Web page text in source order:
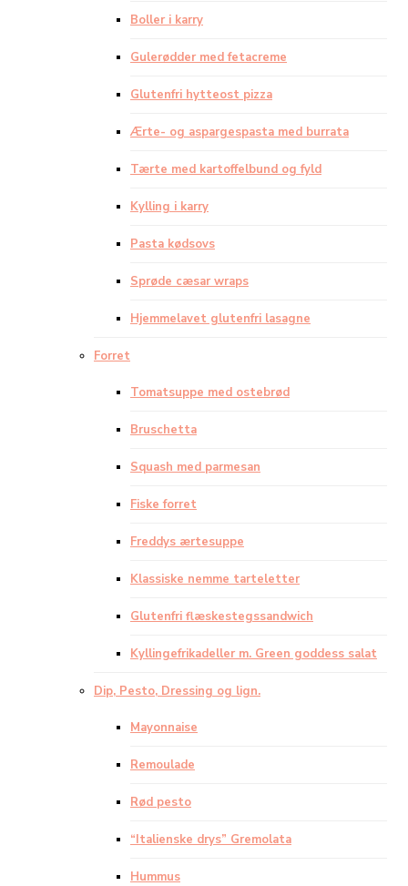
Boller i karry
Gulerødder med fetacreme
Glutenfri hytteost pizza
Ærte- og aspargespasta med burrata
Tærte med kartoffelbund og fyld
Kylling i karry
Pasta kødsovs
Sprøde cæsar wraps
Hjemmelavet glutenfri lasagne
Forret
Tomatsuppe med ostebrød
Bruschetta
Squash med parmesan
Fiske forret
Freddys ærtesuppe
Klassiske nemme tarteletter
Glutenfri flæskestegssandwich
Kyllingefrikadeller m. Green goddess salat
Dip, Pesto, Dressing og lign.
Mayonnaise
Remoulade
Rød pesto
“Italienske drys” Gremolata
Hummus